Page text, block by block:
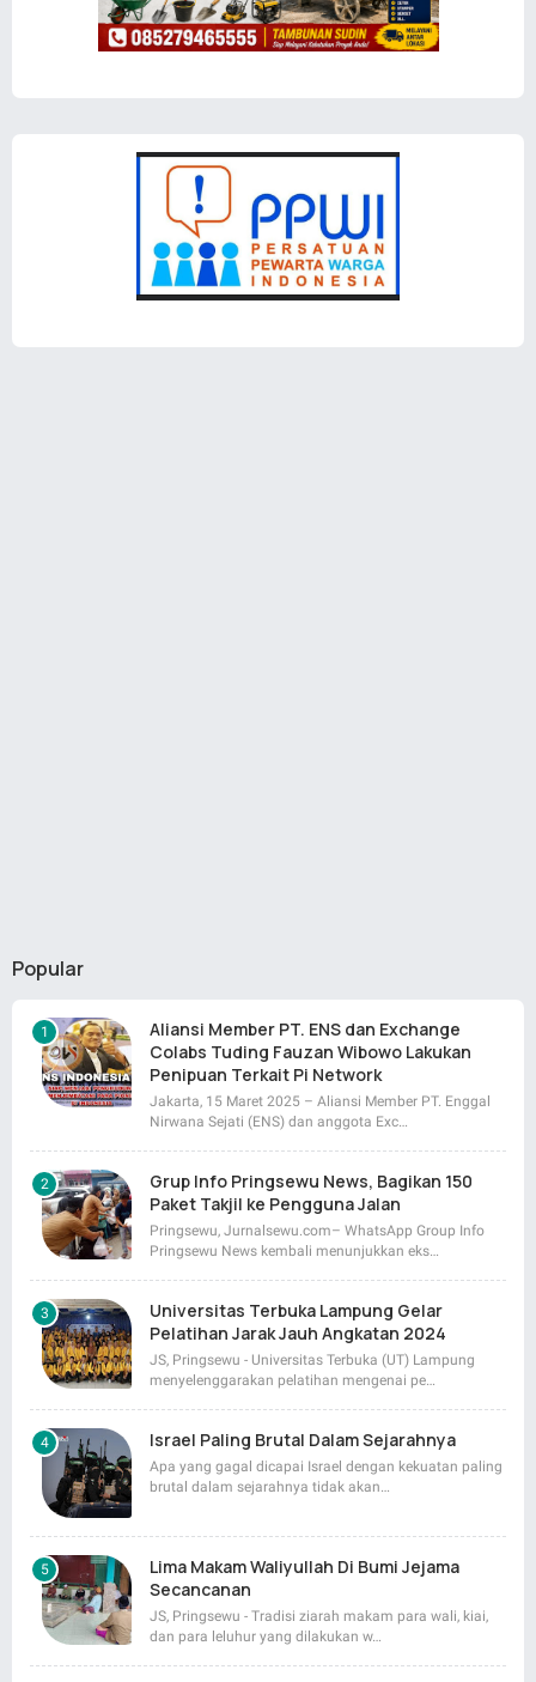
Popular
Aliansi Member PT. ENS dan Exchange
Colabs Tuding Fauzan Wibowo Lakukan
Penipuan Terkait Pi Network
Jakarta, 15 Maret 2025 – Aliansi Member PT. Enggal
Nirwana Sejati (ENS) dan anggota Exc…
Grup Info Pringsewu News, Bagikan 150
Paket Takjil ke Pengguna Jalan
Pringsewu, Jurnalsewu.com– WhatsApp Group Info
Pringsewu News kembali menunjukkan eks…
Universitas Terbuka Lampung Gelar
Pelatihan Jarak Jauh Angkatan 2024
JS, Pringsewu - Universitas Terbuka (UT) Lampung
menyelenggarakan pelatihan mengenai pe…
Israel Paling Brutal Dalam Sejarahnya
Apa yang gagal dicapai Israel dengan kekuatan paling
brutal dalam sejarahnya tidak akan…
Lima Makam Waliyullah Di Bumi Jejama
Secancanan
JS, Pringsewu - Tradisi ziarah makam para wali, kiai,
dan para leluhur yang dilakukan w…